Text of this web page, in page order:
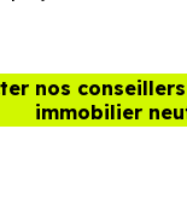
nos
immobilier